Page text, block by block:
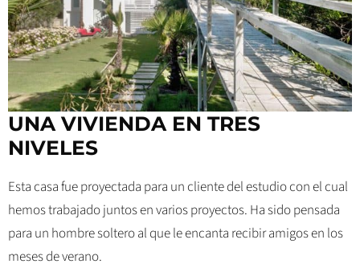
UNA VIVIENDA EN TRES
NIVELES
Esta casa fue proyectada para un cliente del estudio con el cual
hemos trabajado juntos en varios proyectos. Ha sido pensada
para un hombre soltero al que le encanta recibir amigos en los
meses de verano.